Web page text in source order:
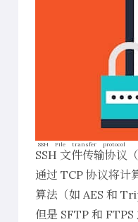
SSH 文件传输协议
SSH File transfer protocol
通过 TCP 协议将计
算法（如 AES 和
但是 SFTP 和 FTPS